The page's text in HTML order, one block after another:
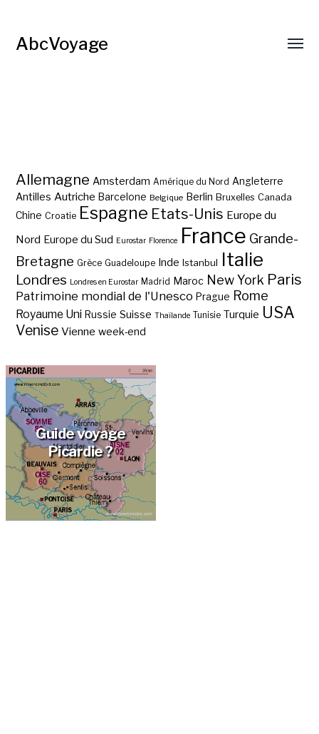
AbcVoyage
Allemagne Amsterdam Amérique du Nord Angleterre
Antilles Autriche Barcelone Belgique Berlin Bruxelles Canada
Chine Croatie Espagne Etats-Unis Europe du
Nord Europe du Sud Eurostar Florence France Grande-
Bretagne Grèce Guadeloupe Inde Istanbul Italie
Londres Londres en Eurostar Madrid Maroc New York Paris
Patrimoine mondial de l'Unesco Prague Rome
Royaume Uni Russie Suisse Thaïlande Tunisie Turquie USA
Venise Vienne week-end
Guide voyage
Picardie ?